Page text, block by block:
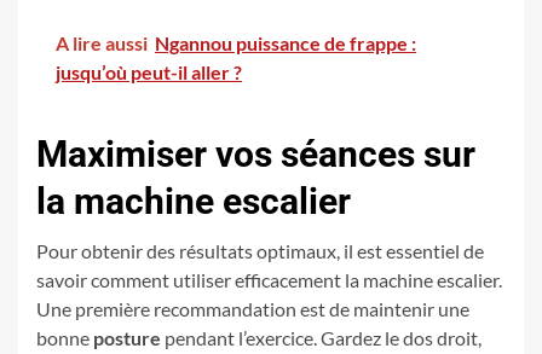
A lire aussi Ngannou puissance de frappe :
jusqu’où peut-il aller ?
Maximiser vos séances sur
la machine escalier
Pour obtenir des résultats optimaux, il est essentiel de
savoir comment utiliser efficacement la machine escalier.
Une première recommandation est de maintenir une
bonne posture pendant l’exercice. Gardez le dos droit,